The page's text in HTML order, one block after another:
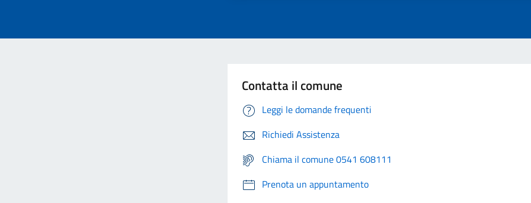
Contatta il comune
Leggi le domande frequenti
Richiedi Assistenza
Chiama il comune 0541 608111
Prenota un appuntamento